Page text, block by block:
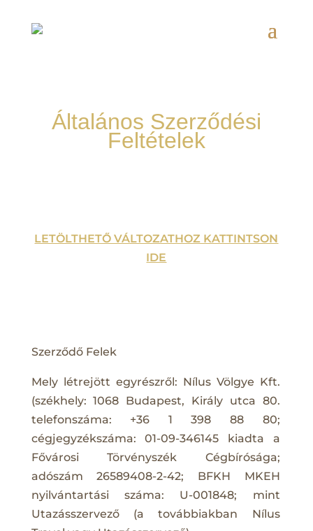
Általános Szerződési
Feltételek
LETÖLTHETŐ VÁLTOZATHOZ KATTINTSON
IDE
Szerződő Felek
Mely létrejött egyrészről: Nílus Völgye Kft.
(székhely: 1068 Budapest, Király utca 80.
telefonszáma: +36 1 398 88 80;
cégjegyzékszáma: 01-09-346145 kiadta a
Fővárosi Törvényszék Cégbírósága;
adószám 26589408-2-42; BFKH MKEH
nyilvántartási száma: U-001848; mint
Utazásszervező (a továbbiakban Nílus